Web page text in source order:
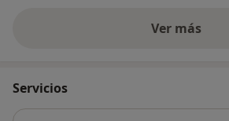
Ver más
Servicios